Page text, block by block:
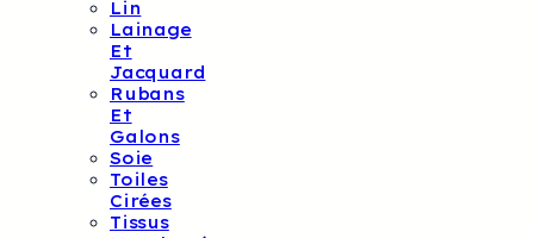
Lin
Lainage
Et
Jacquard
Rubans
Et
Galons
Soie
Toiles
Cirées
Tissus